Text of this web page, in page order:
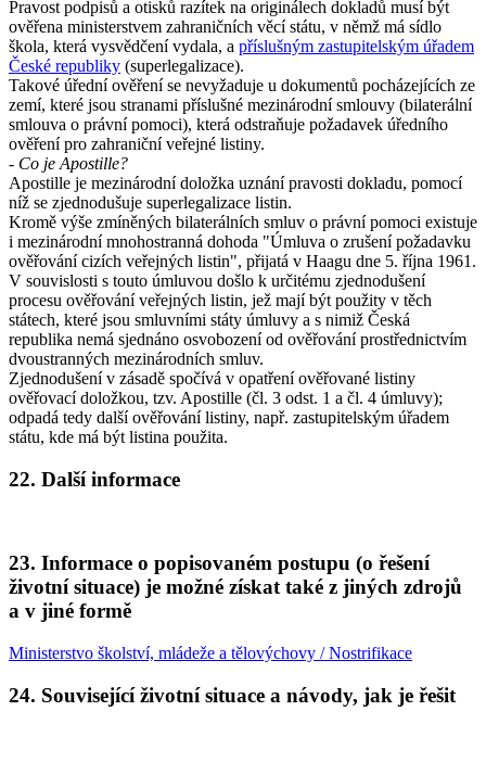
Pravost podpisů a otisků razítek na originálech dokladů musí být
ověřena ministerstvem zahraničních věcí státu, v němž má sídlo
škola, která vysvědčení vydala, a příslušným zastupitelským úřadem
České republiky (superlegalizace).
Takové úřední ověření se nevyžaduje u dokumentů pocházejících ze
zemí, které jsou stranami příslušné mezinárodní smlouvy (bilaterální
smlouva o právní pomoci), která odstraňuje požadavek úředního
ověření pro zahraniční veřejné listiny.
- Co je Apostille?
Apostille je mezinárodní doložka uznání pravosti dokladu, pomocí
níž se zjednodušuje superlegalizace listin.
Kromě výše zmíněných bilaterálních smluv o právní pomoci existuje
i mezinárodní mnohostranná dohoda "Úmluva o zrušení požadavku
ověřování cizích veřejných listin", přijatá v Haagu dne 5. října 1961.
V souvislosti s touto úmluvou došlo k určitému zjednodušení
procesu ověřování veřejných listin, jež mají být použity v těch
státech, které jsou smluvními státy úmluvy a s nimiž Česká
republika nemá sjednáno osvobození od ověřování prostřednictvím
dvoustranných mezinárodních smluv.
Zjednodušení v zásadě spočívá v opatření ověřované listiny
ověřovací doložkou, tzv. Apostille (čl. 3 odst. 1 a čl. 4 úmluvy);
odpadá tedy další ověřování listiny, např. zastupitelským úřadem
státu, kde má být listina použita.
22. Další informace
23. Informace o popisovaném postupu (o řešení
životní situace) je možné získat také z jiných zdrojů
a v jiné formě
Ministerstvo školství, mládeže a tělovýchovy / Nostrifikace
24. Související životní situace a návody, jak je řešit